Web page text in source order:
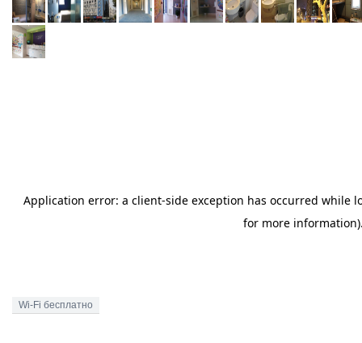
Wi-Fi бесплатно